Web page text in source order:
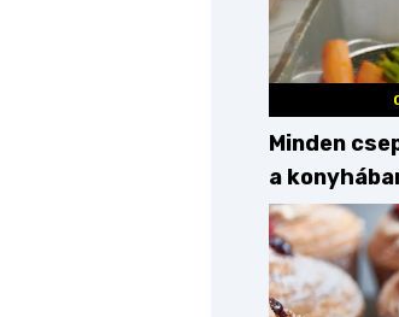
Minden
a